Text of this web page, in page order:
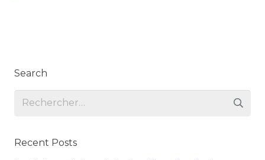
Search
Rechercher :
Recent Posts